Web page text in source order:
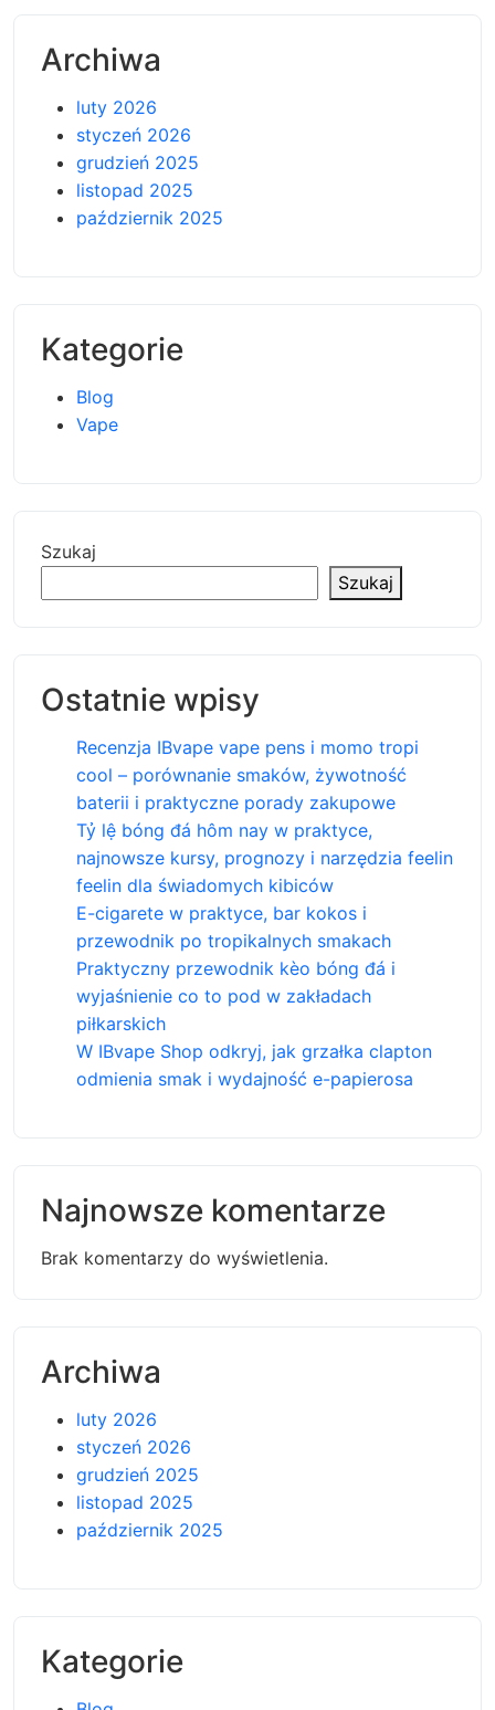
Archiwa
luty 2026
styczeń 2026
grudzień 2025
listopad 2025
październik 2025
Kategorie
Blog
Vape
Szukaj
Szukaj
Ostatnie wpisy
Recenzja IBvape vape pens i momo tropi
cool – porównanie smaków, żywotność
baterii i praktyczne porady zakupowe
Tỷ lệ bóng đá hôm nay w praktyce,
najnowsze kursy, prognozy i narzędzia feelin
feelin dla świadomych kibiców
E-cigarete w praktyce, bar kokos i
przewodnik po tropikalnych smakach
Praktyczny przewodnik kèo bóng đá i
wyjaśnienie co to pod w zakładach
piłkarskich
W IBvape Shop odkryj, jak grzałka clapton
odmienia smak i wydajność e-papierosa
Najnowsze komentarze
Brak komentarzy do wyświetlenia.
Archiwa
luty 2026
styczeń 2026
grudzień 2025
listopad 2025
październik 2025
Kategorie